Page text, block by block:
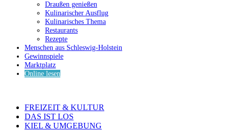
Draußen genießen
Kulinarischer Ausflug
Kulinarisches Thema
Restaurants
Rezepte
Menschen aus Schleswig-Holstein
Gewinnspiele
Marktplatz
Online lesen
FREIZEIT & KULTUR
DAS IST LOS
KIEL & UMGEBUNG